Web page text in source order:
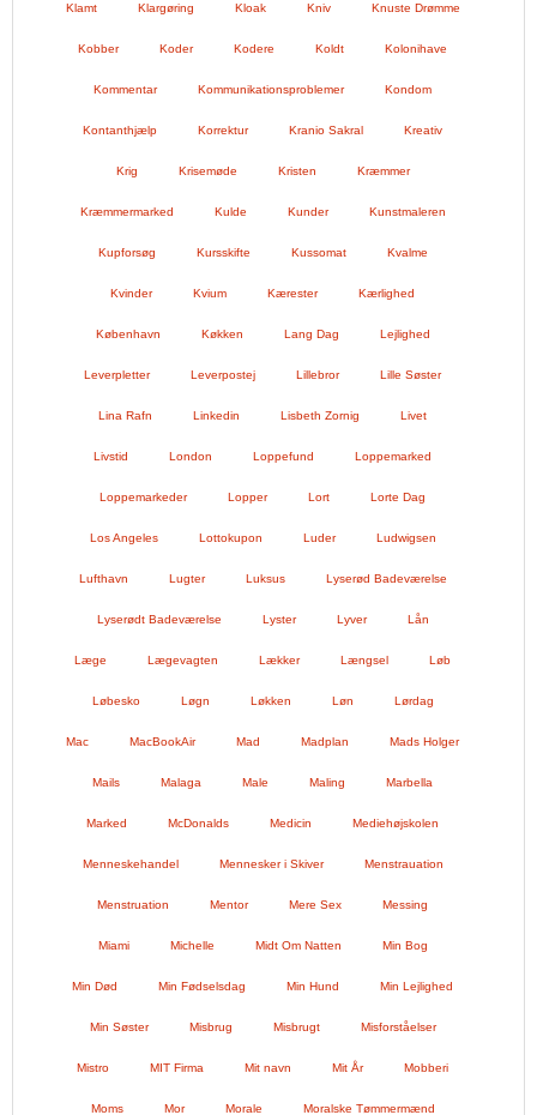
Klamt Klargøring Kloak Kniv Knuste Drømme
Kobber Koder Kodere Koldt Kolonihave
Kommentar Kommunikationsproblemer Kondom
Kontanthjælp Korrektur Kranio Sakral Kreativ
Krig Krisemøde Kristen Kræmmer
Kræmmermarked Kulde Kunder Kunstmaleren
Kupforsøg Kursskifte Kussomat Kvalme
Kvinder Kvium Kærester Kærlighed
København Køkken Lang Dag Lejlighed
Leverpletter Leverpostej Lillebror Lille Søster
Lina Rafn Linkedin Lisbeth Zornig Livet
Livstid London Loppefund Loppemarked
Loppemarkeder Lopper Lort Lorte Dag
Los Angeles Lottokupon Luder Ludwigsen
Lufthavn Lugter Luksus Lyserød Badeværelse
Lyserødt Badeværelse Lyster Lyver Lån
Læge Lægevagten Lækker Længsel Løb
Løbesko Løgn Løkken Løn Lørdag
Mac MacBookAir Mad Madplan Mads Holger
Mails Malaga Male Maling Marbella
Marked McDonalds Medicin Mediehøjskolen
Menneskehandel Mennesker i Skiver Menstrauation
Menstruation Mentor Mere Sex Messing
Miami Michelle Midt Om Natten Min Bog
Min Død Min Fødselsdag Min Hund Min Lejlighed
Min Søster Misbrug Misbrugt Misforståelser
Mistro MIT Firma Mit navn Mit År Mobberi
Moms Mor Morale Moralske Tømmermænd